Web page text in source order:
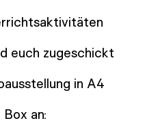
euch zugeschickt
in A4
an: